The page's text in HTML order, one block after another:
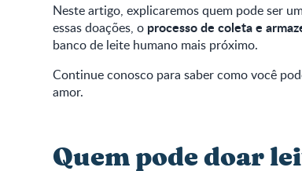
Neste artigo, explicaremos quem pode ser
essas doações, o processo de coleta e
banco de leite humano mais próximo.
Continue conosco para saber como você
amor.
Quem pode doar